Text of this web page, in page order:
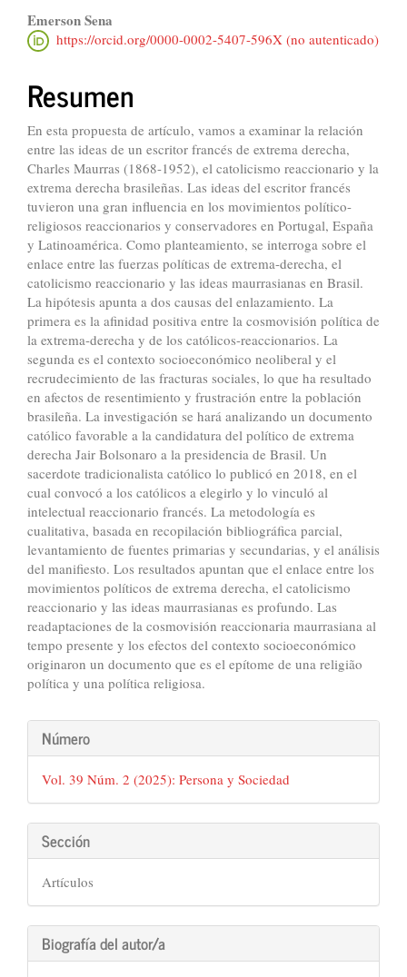
Contenido
principal
del
artículo
Emerson Sena
https://orcid.org/0000-0002-5407-596X (no autenticado)
Resumen
En esta propuesta de artículo, vamos a examinar la relación
entre las ideas de un escritor francés de extrema derecha,
Charles Maurras (1868-1952), el catolicismo reaccionario y la
extrema derecha brasileñas. Las ideas del escritor francés
tuvieron una gran influencia en los movimientos político-
religiosos reaccionarios y conservadores en Portugal, España
y Latinoamérica. Como planteamiento, se interroga sobre el
enlace entre las fuerzas políticas de extrema-derecha, el
catolicismo reaccionario y las ideas maurrasianas en Brasil.
La hipótesis apunta a dos causas del enlazamiento. La
primera es la afinidad positiva entre la cosmovisión política de
la extrema-derecha y de los católicos-reaccionarios. La
segunda es el contexto socioeconómico neoliberal y el
recrudecimiento de las fracturas sociales, lo que ha resultado
en afectos de resentimiento y frustración entre la población
brasileña. La investigación se hará analizando un documento
católico favorable a la candidatura del político de extrema
derecha Jair Bolsonaro a la presidencia de Brasil. Un
sacerdote tradicionalista católico lo publicó en 2018, en el
cual convocó a los católicos a elegirlo y lo vinculó al
intelectual reaccionario francés. La metodología es
cualitativa, basada en recopilación bibliográfica parcial,
levantamiento de fuentes primarias y secundarias, y el análisis
del manifiesto. Los resultados apuntan que el enlace entre los
movimientos políticos de extrema derecha, el catolicismo
reaccionario y las ideas maurrasianas es profundo. Las
readaptaciones de la cosmovisión reaccionaria maurrasiana al
tempo presente y los efectos del contexto socioeconómico
originaron un documento que es el epítome de una religião
política y una política religiosa.
Detalles
del
artículo
Número
Vol. 39 Núm. 2 (2025): Persona y Sociedad
Sección
Artículos
Biografía del autor/a